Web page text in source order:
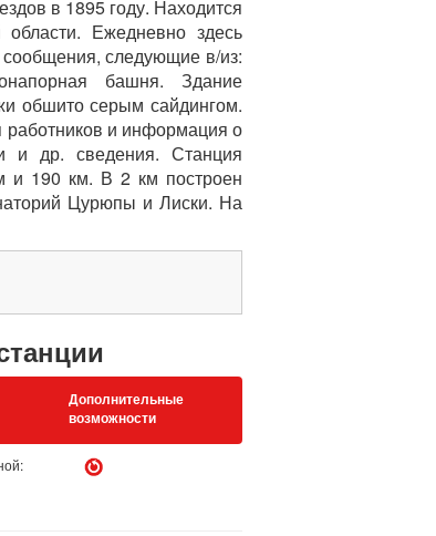
в 1895 году. Находится
Ежедневно здесь
сообщения, следующие в/из:
башня. Здание
обшито серым сайдингом.
работников и информация о
и др. сведения. Станция
и 190 км. В 2 км построен
Цурюпы и Лиски. На
Дополнительные
возможности